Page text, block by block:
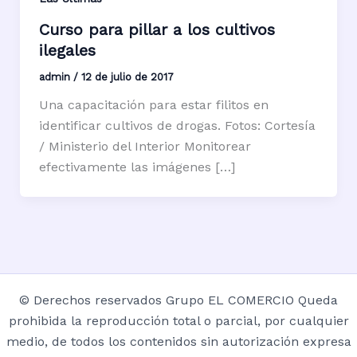
Curso para pillar a los cultivos
ilegales
admin / 12 de julio de 2017
Una capacitación para estar filitos en
identificar cultivos de drogas. Fotos: Cortesía
/ Ministerio del Interior Monitorear
efectivamente las imágenes […]
© Derechos reservados Grupo EL COMERCIO Queda
prohibida la reproducción total o parcial, por cualquier
medio, de todos los contenidos sin autorización expresa